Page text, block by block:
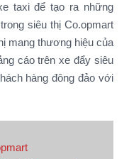
taxi để tạo ra những
siêu thị Co.opmart
mang thương hiệu của
cáo trên xe đẩy siêu
hàng đông đảo với